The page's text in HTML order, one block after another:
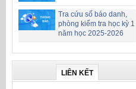
Tra cứu số báo danh,
phòng kiểm tra học kỳ 1
năm học 2025-2026
LIÊN KẾT